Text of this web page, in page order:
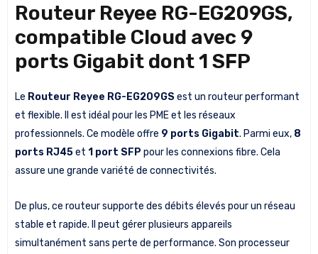
Routeur Reyee RG-EG209GS,
compatible Cloud avec 9
ports Gigabit dont 1 SFP
Le Routeur Reyee RG-EG209GSest un routeur performant
et flexible. Il est idéal pour les PME et les réseaux
professionnels. Ce modèle offre 9 ports Gigabit. Parmi eux, 8
ports RJ45et 1 port SFP pour les connexions fibre. Cela
assure une grande variété de connectivités.
De plus, ce routeur supporte des débits élevés pour un réseau
stable et rapide. Il peut gérer plusieurs appareils
simultanément sans perte de performance. Son processeur